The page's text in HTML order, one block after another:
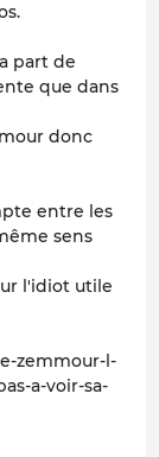
part de
que dans
donc
entre les
sens
l'idiot utile
zemmour-l-
a-voir-sa-